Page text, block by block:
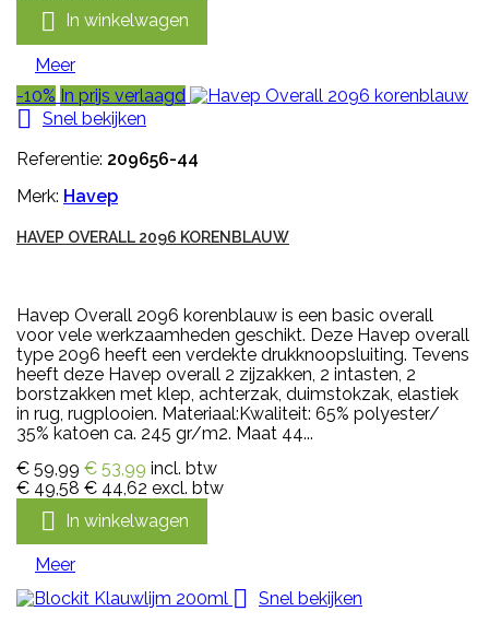
 In winkelwagen
Meer
-10% In prijs verlaagd

Snel bekijken
Referentie: 209656-44
Merk: Havep
HAVEP OVERALL 2096 KORENBLAUW
Havep Overall 2096 korenblauw is een basic overall
voor vele werkzaamheden geschikt. Deze Havep overall
type 2096 heeft een verdekte drukknoopsluiting. Tevens
heeft deze Havep overall 2 zijzakken, 2 intasten, 2
borstzakken met klep, achterzak, duimstokzak, elastiek
in rug, rugplooien. Materiaal:Kwaliteit: 65% polyester/
35% katoen ca. 245 gr/m2. Maat 44...
€ 59,99 € 53,99 incl. btw
€ 49,58 € 44,62 excl. btw
 In winkelwagen
Meer

Snel bekijken